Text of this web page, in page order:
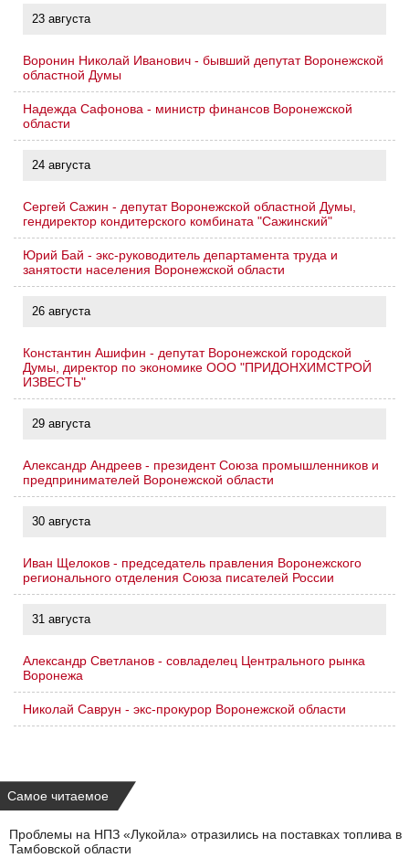
23 августа
Воронин Николай Иванович - бывший депутат Воронежской
областной Думы
Надежда Сафонова - министр финансов Воронежской
области
24 августа
Сергей Сажин - депутат Воронежской областной Думы,
гендиректор кондитерского комбината "Сажинский"
Юрий Бай - экс-руководитель департамента труда и
занятости населения Воронежской области
26 августа
Константин Ашифин - депутат Воронежской городской
Думы, директор по экономике ООО "ПРИДОНХИМСТРОЙ
ИЗВЕСТЬ"
29 августа
Александр Андреев - президент Союза промышленников и
предпринимателей Воронежской области
30 августа
Иван Щелоков - председатель правления Воронежского
регионального отделения Союза писателей России
31 августа
Александр Светланов - совладелец Центрального рынка
Воронежа
Николай Саврун - экс-прокурор Воронежской области
Самое читаемое
Проблемы на НПЗ «Лукойла» отразились на поставках топлива в
Тамбовской области